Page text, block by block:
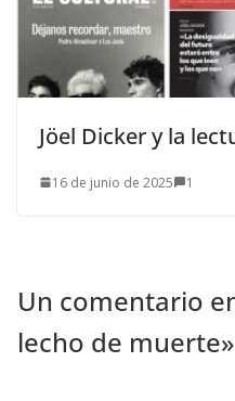
Jöel Dicker y la
16 de junio de 2025 1
Un comentario
lecho de muerte»